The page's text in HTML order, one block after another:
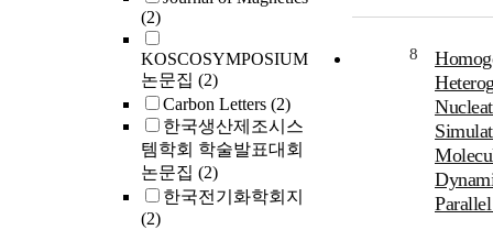
(2)
KOSCOSYMPOSIUM
논문집 (2)
Carbon Letters (2)
한국생산제조시스
템학회 학술발표대회
논문집 (2)
한국전기화학회지
(2)
8